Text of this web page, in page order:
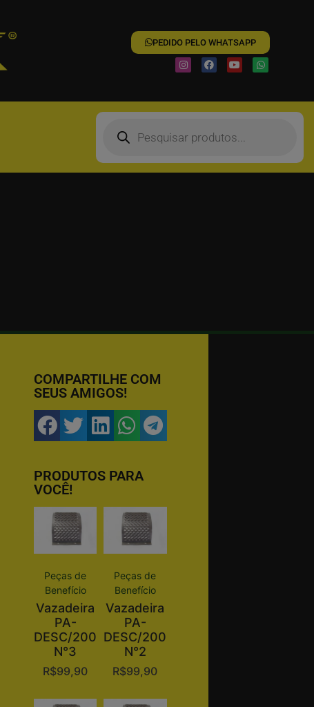
PEDIDO PELO WHATSAPP
COMPARTILHE COM
SEUS AMIGOS!
PRODUTOS PARA
VOCÊ!
Peças de
Benefício
Vazadeira
PA-
DESC/200
N°3
R$99,90
Peças de
Benefício
Vazadeira
PA-
DESC/200
N°2
R$99,90